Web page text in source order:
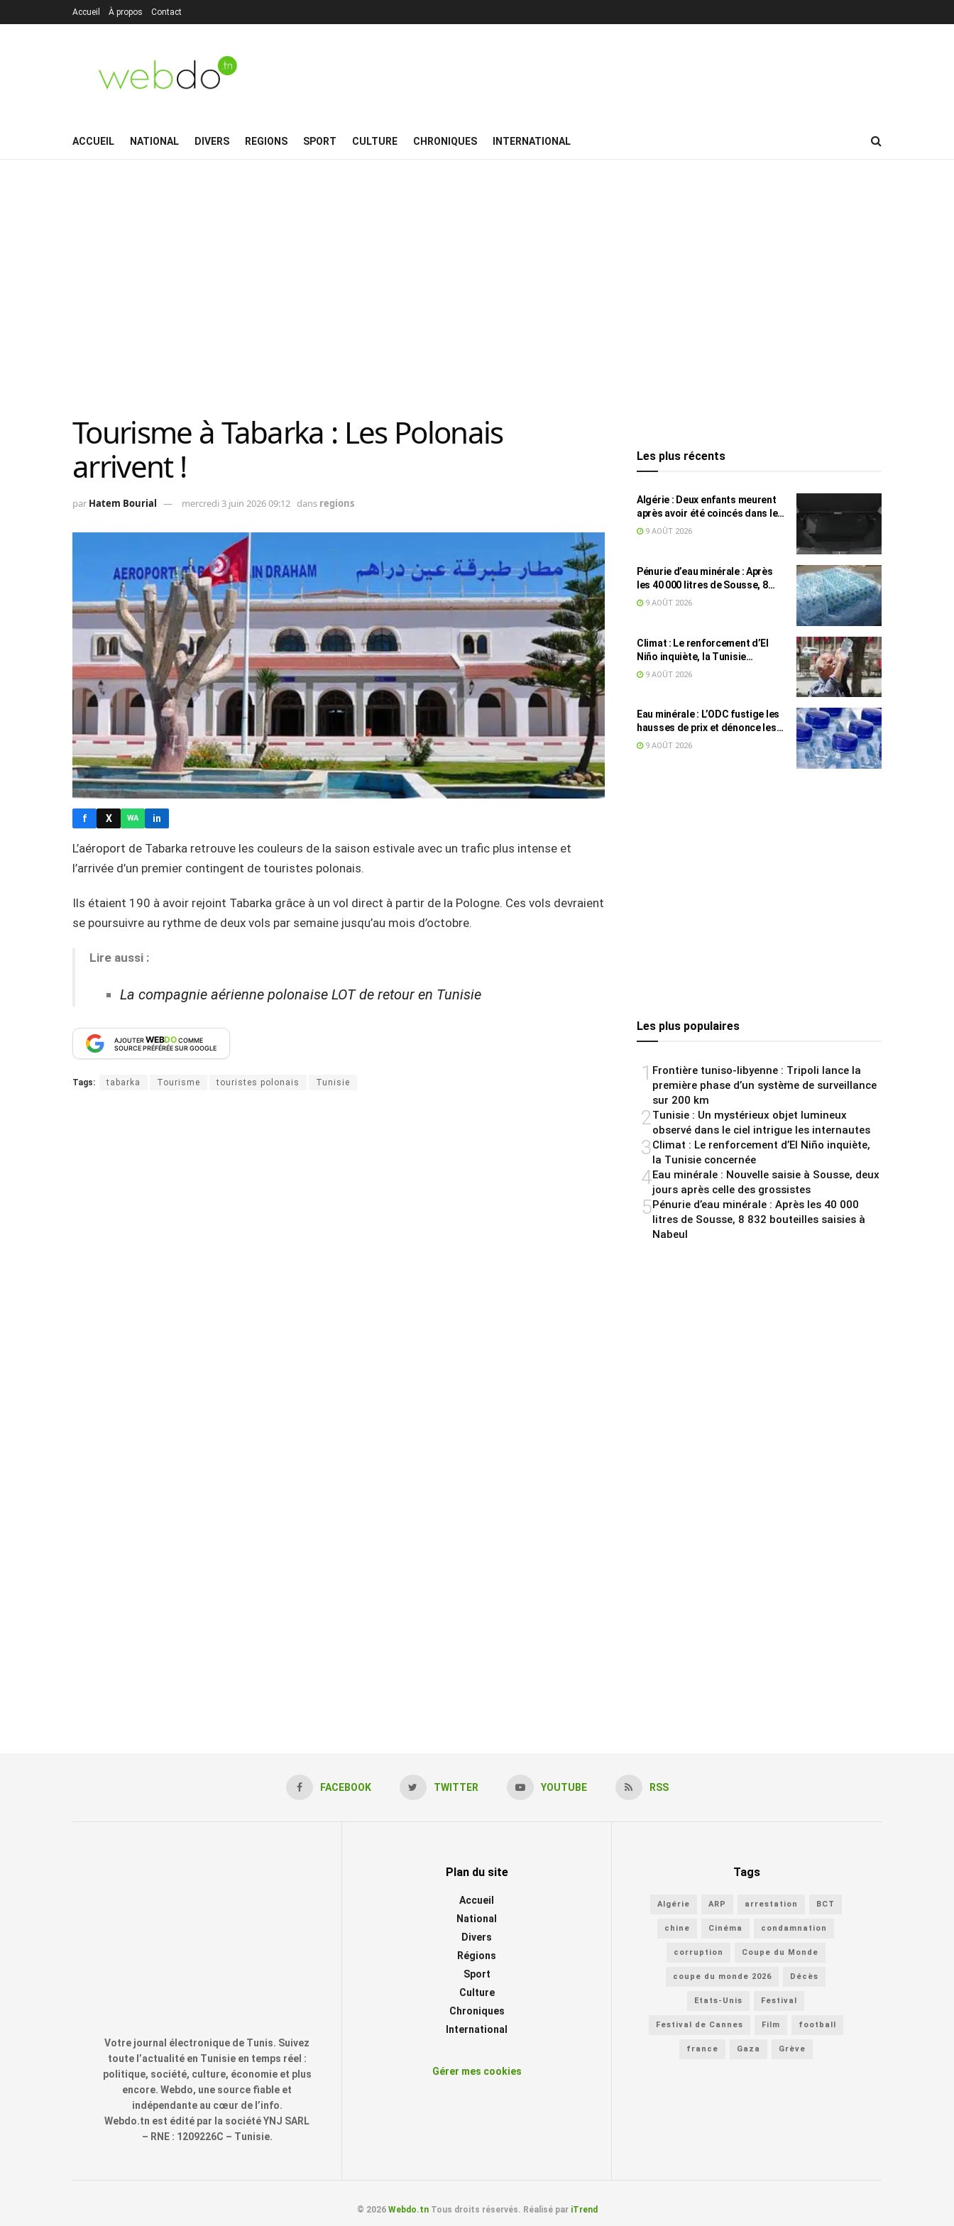
Accueil À propos Contact
ACCUEIL NATIONAL DIVERS REGIONS SPORT CULTURE CHRONIQUES INTERNATIONAL
Tourisme à Tabarka : Les Polonais
arrivent !
par Hatem Bourial mercredi 3 juin 2026 09:12 dans regions
f X WA in
L’aéroport de Tabarka retrouve les couleurs de la saison estivale avec un trafic plus intense et
l’arrivée d’un premier contingent de touristes polonais.
Ils étaient 190 à avoir rejoint Tabarka grâce à un vol direct à partir de la Pologne. Ces vols devraient
se poursuivre au rythme de deux vols par semaine jusqu’au mois d’octobre.
Lire aussi :
La compagnie aérienne polonaise LOT de retour en Tunisie
AJOUTERWEBDOCOMME
SOURCE PRÉFÉRÉE SUR GOOGLE
Tags: tabarka Tourisme touristes polonais Tunisie
Les plus récents
Algérie : Deux enfants meurent
après avoir été coincés dans le
coffre d’une voiture
9 AOÛT 2026
Pénurie d’eau minérale : Après
les 40 000 litres de Sousse, 8
832 bouteilles saisies à Nabeul
9 AOÛT 2026
Climat : Le renforcement d’El
Niño inquiète, la Tunisie
concernée
9 AOÛT 2026
Eau minérale : L’ODC fustige les
hausses de prix et dénonce les
profiteurs de la pénurie
9 AOÛT 2026
Les plus populaires
1 Frontière tuniso-libyenne : Tripoli lance la
première phase d’un système de surveillance
sur 200 km
2Tunisie : Un mystérieux objet lumineux
observé dans le ciel intrigue les internautes
3Climat : Le renforcement d’El Niño inquiète,
la Tunisie concernée
4Eau minérale : Nouvelle saisie à Sousse, deux
jours après celle des grossistes
5Pénurie d’eau minérale : Après les 40 000
litres de Sousse, 8 832 bouteilles saisies à
Nabeul
FACEBOOK TWITTER YOUTUBE RSS
Votre journal électronique de Tunis. Suivez
toute l’actualité en Tunisie en temps réel :
politique, société, culture, économie et plus
encore. Webdo, une source fiable et
indépendante au cœur de l’info.
Webdo.tn est édité par la société YNJ SARL
– RNE : 1209226C – Tunisie.
Plan du site
Accueil
National
Divers
Régions
Sport
Culture
Chroniques
International
Gérer mes cookies
Tags
Algérie ARP arrestation BCT
chine Cinéma condamnation
corruption Coupe du Monde
coupe du monde 2026 Décès
Etats-Unis Festival
Festival de Cannes Film football
france Gaza Grève
© 2026 Webdo.tnTous droits réservés. Réalisé par iTrend